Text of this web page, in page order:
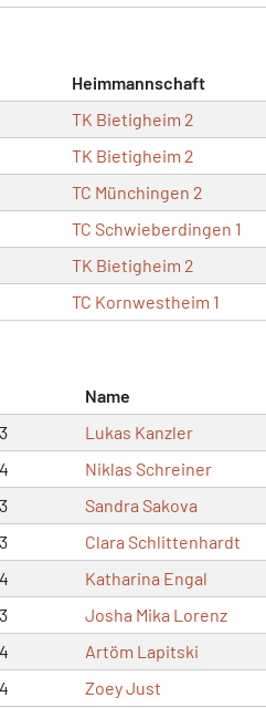
Heimmannschaft
TK Bietigheim 2
TK Bietigheim 2
TC Münchingen 2
TC Schwieberdingen 1
TK Bietigheim 2
TC Kornwestheim 1
Name
Lukas Kanzler
Niklas Schreiner
Sandra Sakova
Clara Schlittenhardt
Katharina Engal
Josha Mika Lorenz
Artöm Lapitski
Zoey Just